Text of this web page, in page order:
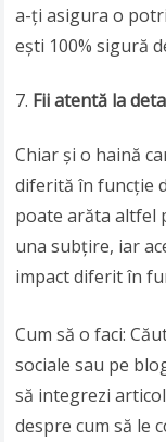
a-ți asigura o
ești 100% sigură
Fii atentă la
Chiar și o haină
diferită în funcție
poate arăta altfel
una subțire, iar
impact diferit în
Cum să o faci:
sociale sau pe
să integrezi
despre cum să le